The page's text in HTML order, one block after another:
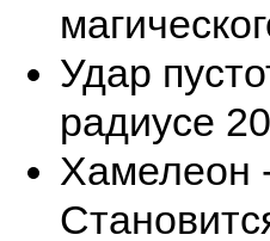
Удар
радиусе
Хамелеон